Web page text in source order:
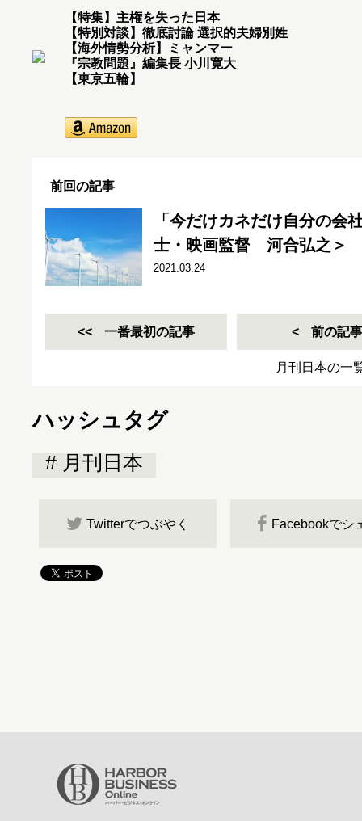
【特集】主権を失った日本
【特別対談】徹底討論 選択的夫婦別姓
【海外情勢分析】ミャンマー
『宗教問題』編集長 小川寛大
【東京五輪】
前回の記事
「今だけカネだけ自分の会
士・映画監督 河合弘之＞
2021.03.24
一番最初の記事 前の記事
月刊日本の一
ハッシュタグ
月刊日本
Twitterでつぶやく Facebookでシ